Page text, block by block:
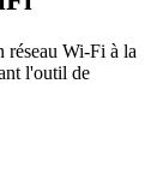
réseau Wi-Fi à la
l'outil de